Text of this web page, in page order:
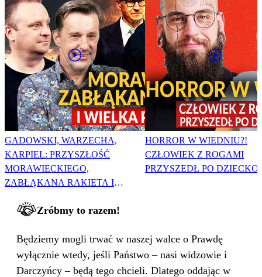
GADOWSKI, WARZECHA,
KARPIEL: PRZYSZŁOŚĆ
MORAWIECKIEGO,
ZABŁĄKANA RAKIETA I
HORROR W WIEDNIU?!
CZŁOWIEK Z ROGAMI
PRZYSZEDŁ PO DZIECKO
Zróbmy to razem!
Będziemy mogli trwać w naszej walce o Prawdę
wyłącznie wtedy, jeśli Państwo – nasi widzowie i
Darczyńcy – będą tego chcieli. Dlatego oddając w